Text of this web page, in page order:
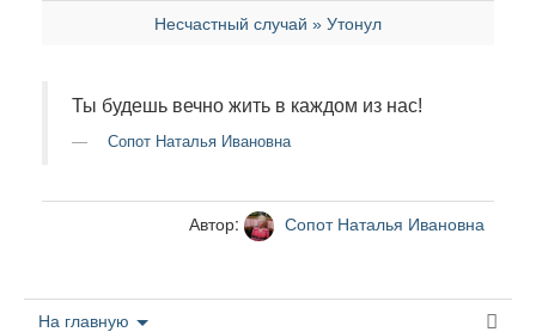
Несчастный случай » Утонул
Ты будешь вечно жить в каждом из нас!
Сопот Наталья Ивановна
Автор: Сопот Наталья Ивановна
На главную